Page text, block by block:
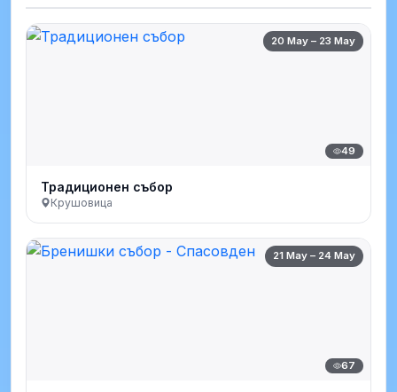
20 May – 23 May
49
Традиционен събор
Крушовица
21 May – 24 May
67